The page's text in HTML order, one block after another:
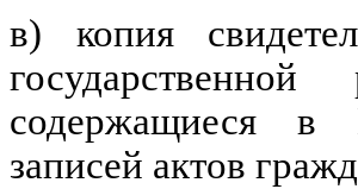
в) копия
содержащиеся в
записей актов